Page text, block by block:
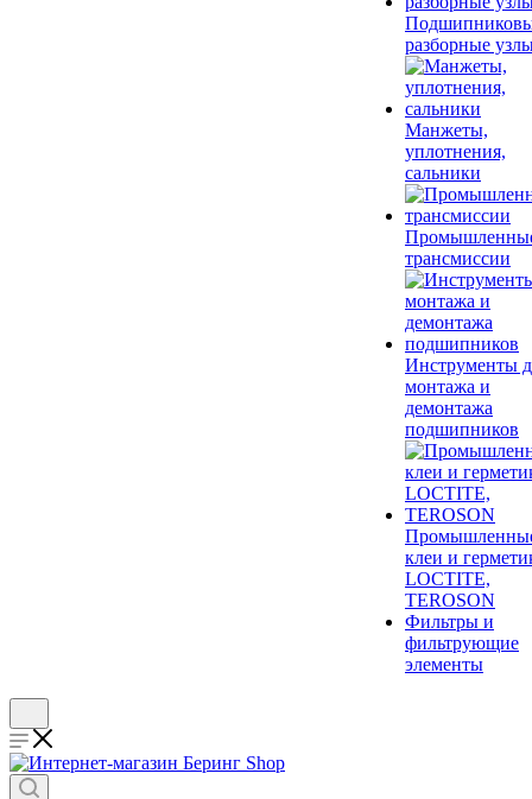
разборные
Манжеты,
уплотнения,
сальники
трансмиссии
Инструменты
монтажа и
демонтажа
подшипников
клеи и
LOCTITE,
TEROSON
Фильтры и
фильтрующие
элементы